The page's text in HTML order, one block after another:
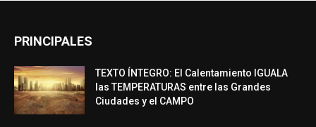
PRINCIPALES
TEXTO ÍNTEGRO: El Calentamiento IGUALA
las TEMPERATURAS entre las Grandes
Ciudades y el CAMPO